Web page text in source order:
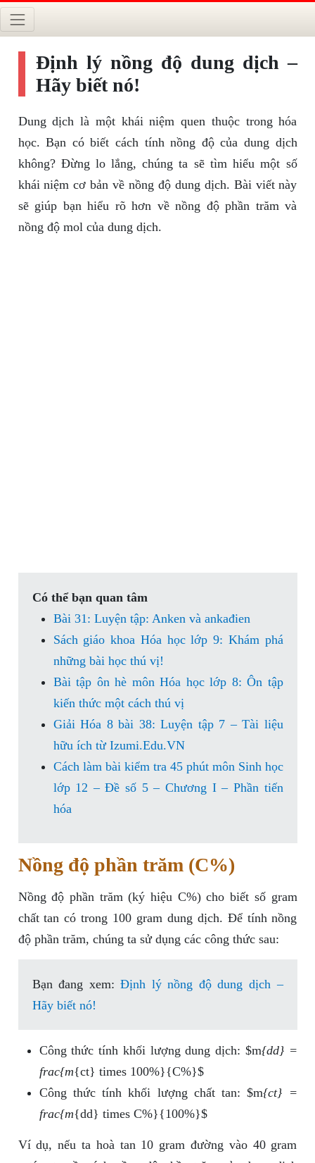
Định lý nồng độ dung dịch –
Hãy biết nó!
Dung dịch là một khái niệm quen thuộc trong hóa
học. Bạn có biết cách tính nồng độ của dung dịch
không? Đừng lo lắng, chúng ta sẽ tìm hiểu một số
khái niệm cơ bản về nồng độ dung dịch. Bài viết này
sẽ giúp bạn hiểu rõ hơn về nồng độ phần trăm và
nồng độ mol của dung dịch.
Có thể bạn quan tâm
Bài 31: Luyện tập: Anken và ankađien
Sách giáo khoa Hóa học lớp 9: Khám phá
những bài học thú vị!
Bài tập ôn hè môn Hóa học lớp 8: Ôn tập
kiến thức một cách thú vị
Giải Hóa 8 bài 38: Luyện tập 7 – Tài liệu
hữu ích từ Izumi.Edu.VN
Cách làm bài kiểm tra 45 phút môn Sinh học
lớp 12 – Đề số 5 – Chương I – Phần tiến
hóa
Nồng độ phần trăm (C%)
Nồng độ phần trăm (ký hiệu C%) cho biết số gram
chất tan có trong 100 gram dung dịch. Để tính nồng
độ phần trăm, chúng ta sử dụng các công thức sau:
Bạn đang xem:Định lý nồng độ dung dịch –
Hãy biết nó!
Công thức tính khối lượng dung dịch: $m{dd} =
frac{m{ct} times 100%}{C%}$
Công thức tính khối lượng chất tan: $m{ct} =
frac{m{dd} times C%}{100%}$
Ví dụ, nếu ta hoà tan 10 gram đường vào 40 gram